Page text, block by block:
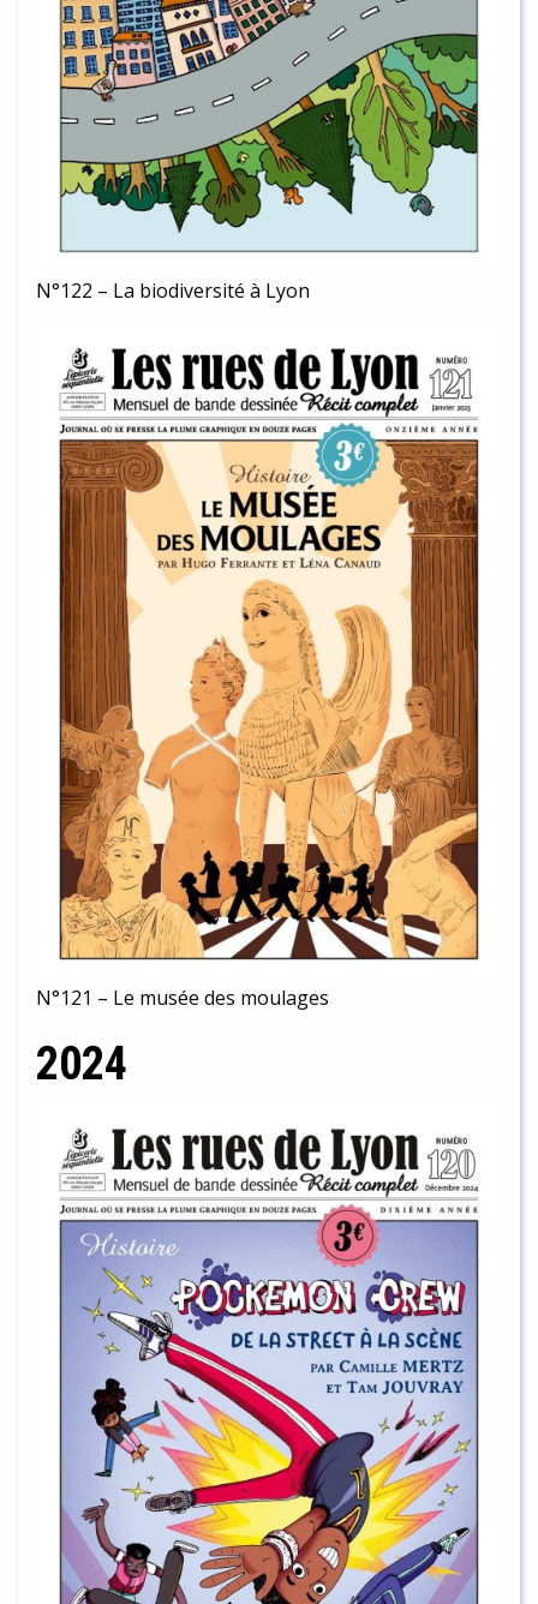
N°122 – La biodiversité à Lyon
N°121 – Le musée des moulages
2024